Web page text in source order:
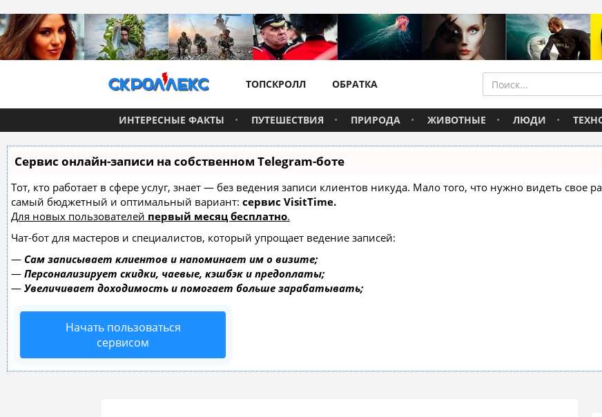
ТОПСКРОЛЛ ОБРАТКА
ИНТЕРЕСНЫЕ ФАКТЫ ПУТЕШЕСТВИЯ ПРИРОДА ЖИВОТНЫЕ ЛЮДИ
Сервис онлайн-записи на собственном Telegram-боте
Тот, кто работает в сфере услуг, знает — без ведения записи клиентов никуда. Мало того, что нужно видеть
самый бюджетный и оптимальный вариант: сервис VisitTime.
Для новых пользователей первый месяц бесплатно.
Чат-бот для мастеров и специалистов, который упрощает ведение записей:
— Сам записывает клиентов и напоминает им о визите;
— Персонализирует скидки, чаевые, кэшбэк и предоплаты;
— Увеличивает доходимость и помогает больше зарабатывать;
Начать пользоваться
сервисом